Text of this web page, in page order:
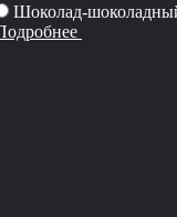
Шоколад-